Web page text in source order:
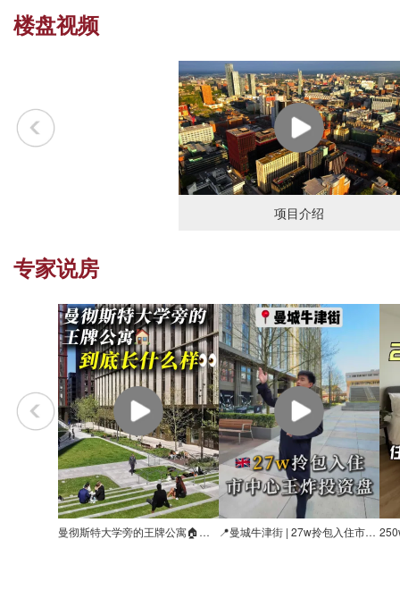
楼盘视频
项目介绍
专家说房
曼彻斯特大学旁的王牌公寓🏠到底长什么样👀 📍曼城牛津街 | 27w拎包入住市中心王炸投资盘